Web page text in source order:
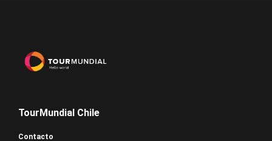
TourMundial Chile
Contacto